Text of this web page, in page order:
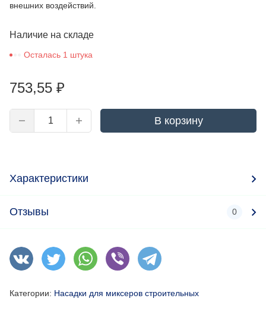
внешних воздействий.
Наличие на складе
Осталась 1 штука
753,55 ₽
В корзину
Характеристики
Отзывы 0
Категории: Насадки для миксеров строительных